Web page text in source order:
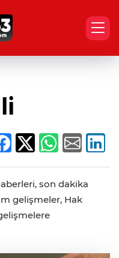
son dakika
gelişmeler, Hak